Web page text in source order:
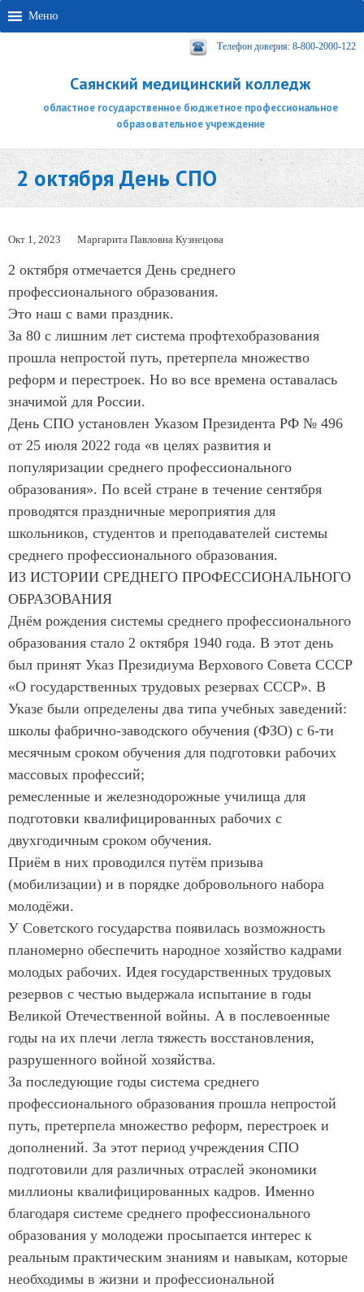
Меню
Телефон доверия: 8-800-2000-122
Саянский медицинский колледж
областное государственное бюджетное профессиональное
образовательное учреждение
2 октября День СПО
Окт 1, 2023 Маргарита Павловна Кузнецова
2 октября отмечается День среднего
профессионального образования.
Это наш с вами праздник.
За 80 с лишним лет система профтехобразования
прошла непростой путь, претерпела множество
реформ и перестроек. Но во все времена оставалась
значимой для России.
День СПО установлен Указом Президента РФ № 496
от 25 июля 2022 года «в целях развития и
популяризации среднего профессионального
образования». По всей стране в течение сентября
проводятся праздничные мероприятия для
школьников, студентов и преподавателей системы
среднего профессионального образования.
ИЗ ИСТОРИИ СРЕДНЕГО ПРОФЕССИОНАЛЬНОГО
ОБРАЗОВАНИЯ
Днём рождения системы среднего профессионального
образования стало 2 октября 1940 года. В этот день
был принят Указ Президиума Верхового Совета СССР
«О государственных трудовых резервах СССР». В
Указе были определены два типа учебных заведений:
школы фабрично-заводского обучения (ФЗО) с 6-ти
месячным сроком обучения для подготовки рабочих
массовых профессий;
ремесленные и железнодорожные училища для
подготовки квалифицированных рабочих с
двухгодичным сроком обучения.
Приём в них проводился путём призыва
(мобилизации) и в порядке добровольного набора
молодёжи.
У Советского государства появилась возможность
планомерно обеспечить народное хозяйство кадрами
молодых рабочих. Идея государственных трудовых
резервов с честью выдержала испытание в годы
Великой Отечественной войны. А в послевоенные
годы на их плечи легла тяжесть восстановления,
разрушенного войной хозяйства.
За последующие годы система среднего
профессионального образования прошла непростой
путь, претерпела множество реформ, перестроек и
дополнений. За этот период учреждения СПО
подготовили для различных отраслей экономики
миллионы квалифицированных кадров. Именно
благодаря системе среднего профессионального
образования у молодежи просыпается интерес к
реальным практическим знаниям и навыкам, которые
необходимы в жизни и профессиональной